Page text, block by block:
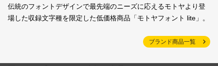
伝統のフォントデザインで最先端のニーズに応えるモトヤより登
場した収録文字種を限定した低価格商品「モトヤフォント lite」。
ブランド商品一覧